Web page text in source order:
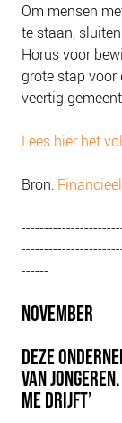
Om mensen
te staan,
Horus voor
grote stap voor
veertig
Lees hier het
Bron:
------
NOVEMBER
DEZE
VAN
ME DRIJFT’